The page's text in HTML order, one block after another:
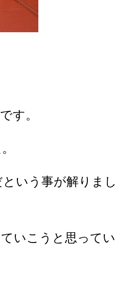
す。
いう事が解りまし
いこうと思ってい